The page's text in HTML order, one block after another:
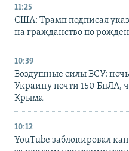
11:25
США: Трамп подписал
на гражданство по
10:39
Воздушные силы ВСУ:
Украину почти 150 БпЛА,
Крыма
10:12
YouTube заблокировал